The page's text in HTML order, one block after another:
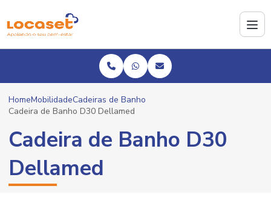
HomeMobilidadeCadeiras de Banho
Cadeira de Banho D30 Dellamed
Cadeira de Banho D30
Dellamed